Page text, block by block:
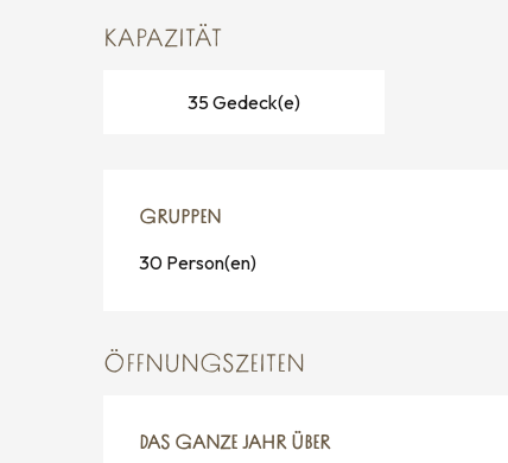
KAPAZITÄT
35 Gedeck(e)
GRUPPEN
GRUPPEN
30 Person(en)
ÖFFNUNGSZEITEN
DAS GANZE JAHR ÜBER
DAS GANZE JAHR ÜBER